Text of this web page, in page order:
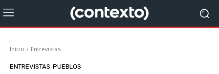
Inicio Entrevistas
ENTREVISTAS PUEBLOS